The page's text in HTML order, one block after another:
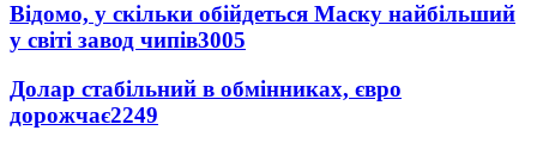
Відомо, у скільки обійдеться Маску найбільший
у світі завод чипів3005
Долар стабільний в обмінниках, євро
дорожчає2249